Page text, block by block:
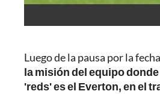
Luego de la pausa por la
la misión del equipo
'reds' es el Everton, en el